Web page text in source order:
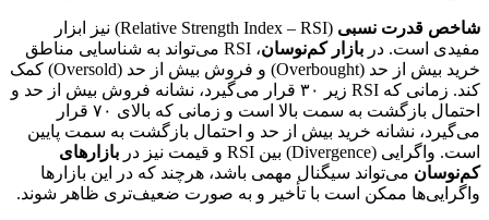
شاخص قدرت نسبی
(Relative Strength Index – RSI) نیز ابزار
مفیدی است. در بازار کم‌نوسان
، RSI می‌تواند به شناسایی مناطق
خرید بیش از حد (Overbought) و فروش بیش از حد (Oversold) کمک
کند. زمانی که RSI زیر ۳۰ قرار می‌گیرد، نشانه فروش بیش از حد و
احتمال بازگشت به سمت بالا است و زمانی که بالای ۷۰ قرار
می‌گیرد، نشانه خرید بیش از حد و احتمال بازگشت به سمت پایین
است. واگرایی (Divergence) بین RSI و قیمت نیز در
بازارهای
کم‌نوسان می‌تواند سیگنال مهمی باشد، هرچند که در این بازارها
واگرایی‌ها ممکن است با تأخیر و به صورت ضعیف‌تری ظاهر شوند.